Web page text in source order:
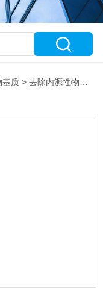
基质 >去除内源性物质血清血浆